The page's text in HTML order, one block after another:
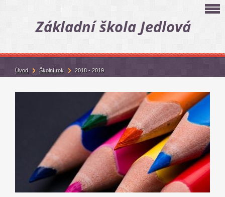
Základní škola Jedlová
Úvod Školní rok 2018 - 2019